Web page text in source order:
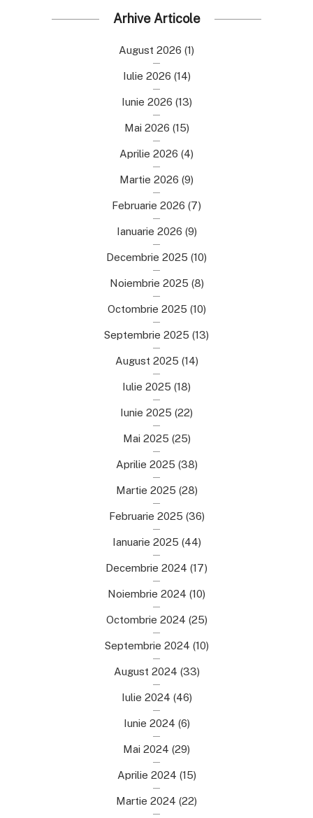
Arhive Articole
August 2026 (1)
Iulie 2026 (14)
Iunie 2026 (13)
Mai 2026 (15)
Aprilie 2026 (4)
Martie 2026 (9)
Februarie 2026 (7)
Ianuarie 2026 (9)
Decembrie 2025 (10)
Noiembrie 2025 (8)
Octombrie 2025 (10)
Septembrie 2025 (13)
August 2025 (14)
Iulie 2025 (18)
Iunie 2025 (22)
Mai 2025 (25)
Aprilie 2025 (38)
Martie 2025 (28)
Februarie 2025 (36)
Ianuarie 2025 (44)
Decembrie 2024 (17)
Noiembrie 2024 (10)
Octombrie 2024 (25)
Septembrie 2024 (10)
August 2024 (33)
Iulie 2024 (46)
Iunie 2024 (6)
Mai 2024 (29)
Aprilie 2024 (15)
Martie 2024 (22)